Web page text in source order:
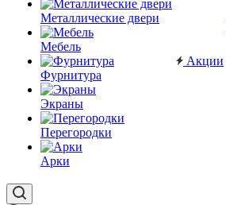
Металлические двери
Мебель
Фурнитура
Экраны
Перегородки
Арки
Акции